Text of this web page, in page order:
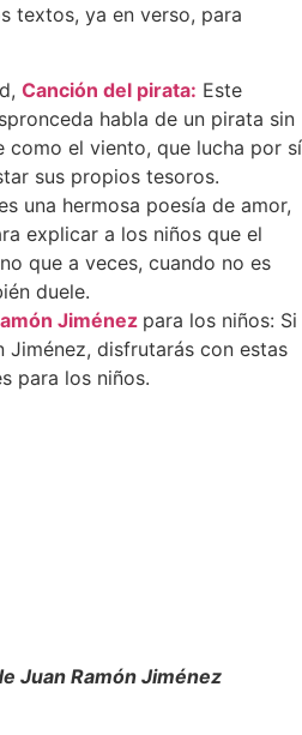
textos, ya en verso, para
Canción del pirata: Este
habla de un pirata sin
como el viento, que lucha por sí
sus propios tesoros.
una hermosa poesía de amor,
explicar a los niños que el
que a veces, cuando no es
duele.
Jiménez para los niños: Si
Jiménez, disfrutarás con estas
para los niños.
Juan Ramón Jiménez